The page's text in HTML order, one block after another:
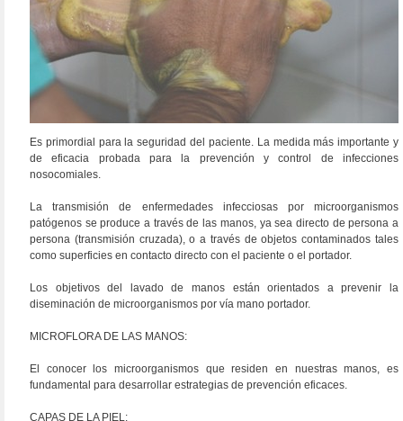
Es primordial para la seguridad del paciente. La medida más importante y
de eficacia probada para la prevención y control de infecciones
nosocomiales.
La transmisión de enfermedades infecciosas por microorganismos
patógenos se produce a través de las manos, ya sea directo de persona a
persona (transmisión cruzada), o a través de objetos contaminados tales
como superficies en contacto directo con el paciente o el portador.
Los objetivos del lavado de manos están orientados a prevenir la
diseminación de microorganismos por vía mano portador.
MICROFLORA DE LAS MANOS:
El conocer los microorganismos que residen en nuestras manos, es
fundamental para desarrollar estrategias de prevención eficaces.
CAPAS DE LA PIEL: